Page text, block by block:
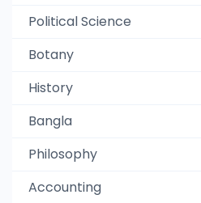
Political Science
Botany
History
Bangla
Philosophy
Accounting